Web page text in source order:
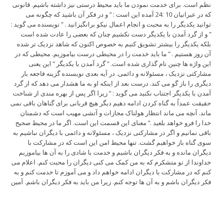
نظم است. برای خدمت نمودن ما باید محیط درستی نیز داشته باشیم. قانونی
که در عبرانیان 10 :24 آمده این است : ” و در فکر آن باشید که چگونه می
توانید یکدیگر را به محبت و انجام اعمال نیکو برانگیزانید . ” نویسنده می گوید :
” و از گرد آمدن با یکدیگر دست نکشیم چنان که بعضی را عادت شده است
بلکه یکدیگر را بیشتر تشویق کنیم به خصوص اکنون که شاهد نزدیک تر شده
آن روز هستیم . ” ما باید خدمت را در محیطی درست بیاموزیم. محیطی که در
این واژه ها چنین نام گذاری شده است. ” گرد آمدن با یکدیگر ” این یعنی
مشارکتی نزدیک ، مسئولانه و دائمی. در آیه بعدی نویسنده گزینه فاجعه بار
دیگری را باز گو می کند. درست بعد از اینکه او به ما هشدار می دهد که از گرد
آمدن با یکدیگر اجتناب نکنید می گوید : ” زیرا اگر پس از بهره مندی از شناخت
حقیقت عمداً به گناه کردن ادامه دهیم دیگر هیچ قربانی برای گناهان باقی نمی
ماند. آنچه می ماند انتظار هولناک مجازات و آتشی مهیب است که دشمنان
خدا را فرو خواهد بلعید .” معنای این قسمت این است. اگر ما در محیط صحیح
باقی نمانیم و اگر در مشارکتی نزدیک ، مسئولانه و دائمی با دیگران نباشیم به
سوی گناه باز خواهیم گشت. تنها محیط امن این است که در مشارکت با
دیگران مانده و به فکر دیگران باشیم و خدمت با شادی را به آن ها بیاموزیم
خداوندا از تو متشکرم که به من کمک می کنی دیگران را محبت کنم. اعلام می
کنم که در مشارکت با دیگران ادامه خواهم داد و می آموزم تا خدمت کنم و به
فکر دیگران باشم و به آن ها توجه کنم. زیرا من باید به فکر دیگران باشم. آمین